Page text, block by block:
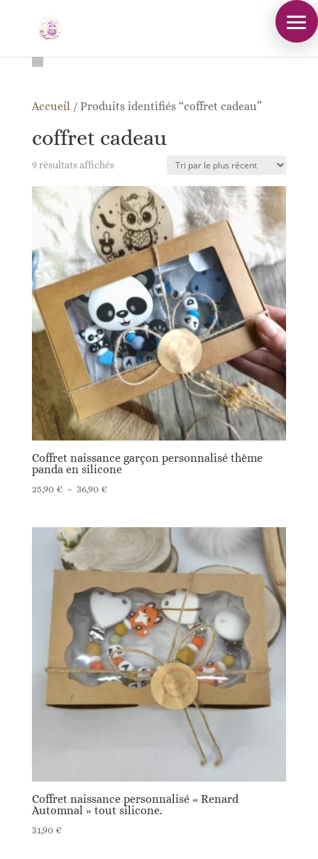
Accueil / Produits identifiés “coffret cadeau”
coffret cadeau
9 résultats affichésTrié
plus
récent
au
plus
ancien
Coffret naissance garçon personnalisé thème
panda en silicone
25,90 € – 36,90 €Plage
36,90 €
Coffret naissance personnalisé « Renard
Automnal » tout silicone.
31,90 €